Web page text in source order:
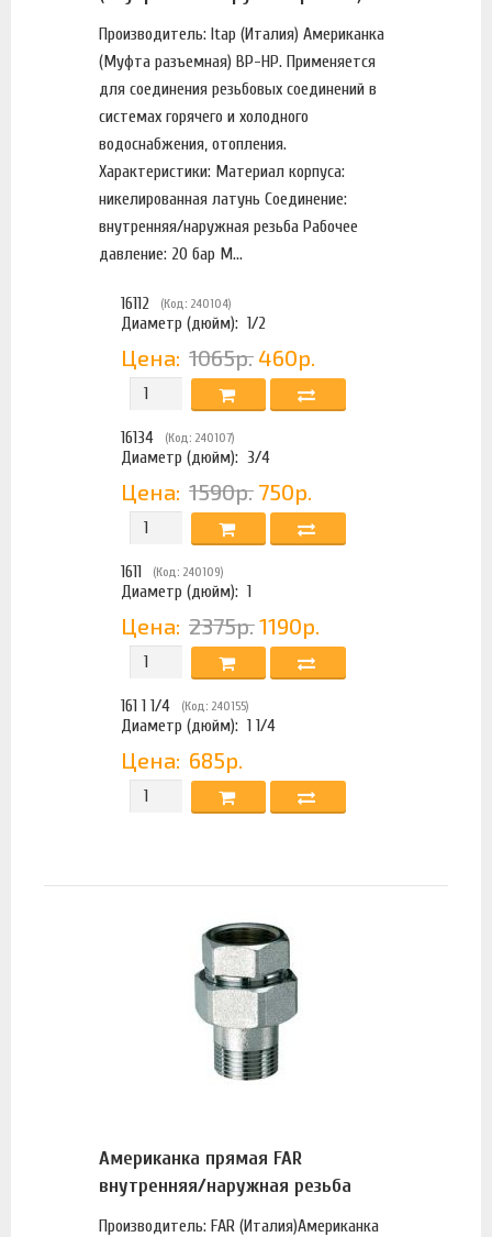
Производитель: Itap (Италия) Американка
(Муфта разъемная) ВР-НР. Применяется
для соединения резьбовых соединений в
системах горячего и холодного
водоснабжения, отопления.
Характеристики: Материал корпуса:
никелированная латунь Соединение:
внутренняя/наружная резьба Рабочее
давление: 20 бар М...
16112 (Код: 240104)
Диаметр (дюйм): 1/2
Цена: 1065р. 460р.
16134 (Код: 240107)
Диаметр (дюйм): 3/4
Цена: 1590р. 750р.
1611 (Код: 240109)
Диаметр (дюйм): 1
Цена: 2375р. 1190р.
161 1 1/4 (Код: 240155)
Диаметр (дюйм): 1 1/4
Цена: 685р.
Американка прямая FAR
внутренняя/наружная резьба
Производитель: FAR (Италия)Американка